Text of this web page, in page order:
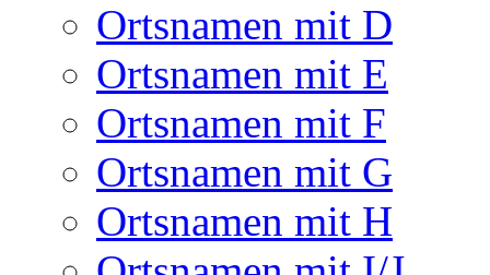
Ortsnamen mit D
Ortsnamen mit E
Ortsnamen mit F
Ortsnamen mit G
Ortsnamen mit H